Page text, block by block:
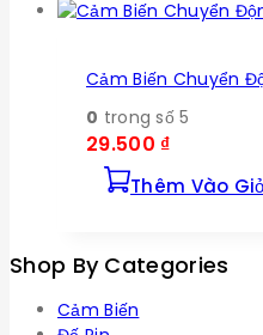
Cảm Biến Chuyển
0 trong số 5
29.500 ₫
Thêm Vào
Shop By Categories
Cảm Biến